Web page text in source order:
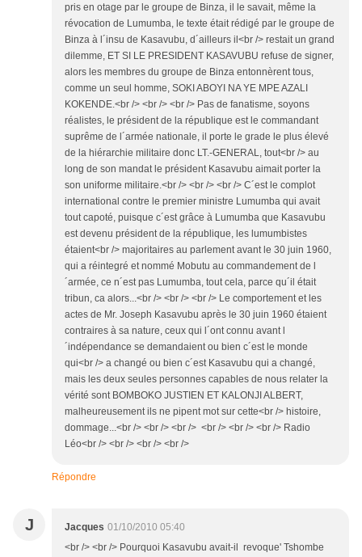
pris en otage par le groupe de Binza, il le savait, même la
révocation de Lumumba, le texte était rédigé par le groupe de
Binza à l´insu de Kasavubu, d´ailleurs il<br /> restait un grand
dilemme, ET SI LE PRESIDENT KASAVUBU refuse de signer,
alors les membres du groupe de Binza entonnèrent tous,
comme un seul homme, SOKI ABOYI NA YE MPE AZALI
KOKENDE.<br /> <br /> <br /> Pas de fanatisme, soyons
réalistes, le président de la république est le commandant
suprême de l´armée nationale, il porte le grade le plus élevé
de la hiérarchie militaire donc LT.-GENERAL, tout<br /> au
long de son mandat le président Kasavubu aimait porter la
son uniforme militaire.<br /> <br /> <br /> C´est le complot
international contre le premier ministre Lumumba qui avait
tout capoté, puisque c´est grâce à Lumumba que Kasavubu
est devenu président de la république, les lumumbistes
étaient<br /> majoritaires au parlement avant le 30 juin 1960,
qui a réintegré et nommé Mobutu au commandement de l
´armée, ce n´est pas Lumumba, tout cela, parce qu´il était
tribun, ca alors...<br /> <br /> <br /> Le comportement et les
actes de Mr. Joseph Kasavubu après le 30 juin 1960 étaient
contraires à sa nature, ceux qui l´ont connu avant l
´indépendance se demandaient ou bien c´est le monde
qui<br /> a changé ou bien c´est Kasavubu qui a changé,
mais les deux seules personnes capables de nous relater la
vérité sont BOMBOKO JUSTIEN ET KALONJI ALBERT,
malheureusement ils ne pipent mot sur cette<br /> histoire,
dommage...<br /> <br /> <br /> <br /> <br /> <br /> Radio
Léo<br /> <br /> <br /> <br />
Répondre
J Jacques 01/10/2010 05:40
<br /> <br /> Pourquoi Kasavubu avait-il revoque' Tshombe